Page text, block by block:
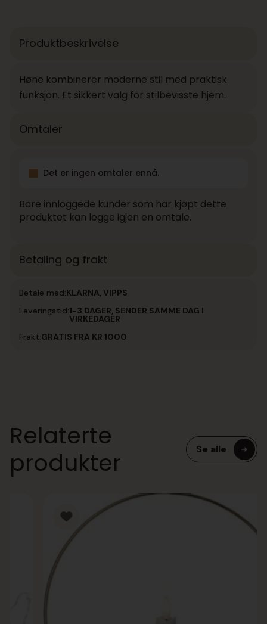
Produktbeskrivelse
Høne kombinerer moderne stil med praktisk
funksjon. Et sikkert valg for stilbevisste hjem.
Omtaler
Det er ingen omtaler ennå.
Bare innloggede kunder som har kjøpt dette
produktet kan legge igjen en omtale.
Betaling og frakt
Betale med:KLARNA, VIPPS
Leveringstid:1-3 DAGER, SENDER SAMME DAG I
VIRKEDAGER
Frakt:GRATIS FRA KR 1000
Relaterte
produkter
Se alle